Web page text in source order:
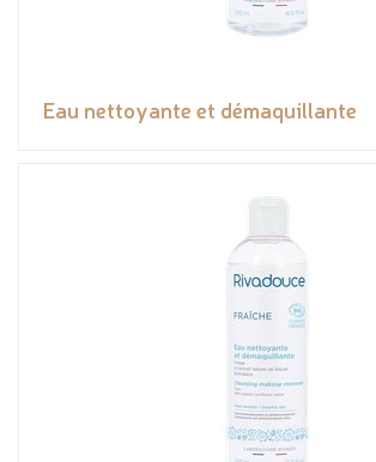
Eau nettoyante et démaquillante